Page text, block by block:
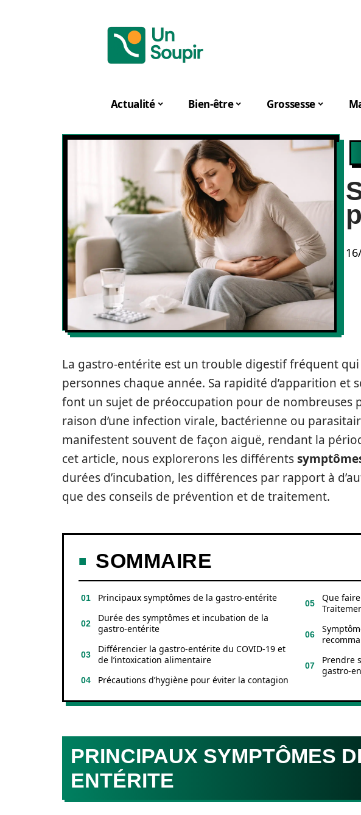
Actualité Bien-être Grossesse
La gastro-entérite est un trouble digestif fréquent
personnes chaque année. Sa rapidité d’apparition et
font un sujet de préoccupation pour de nombreuses
raison d’une infection virale, bactérienne ou
manifestent souvent de façon aiguë, rendant la
cet article, nous explorerons les différents
durées d’incubation, les différences par rapport à
que des conseils de prévention et de traitement.
SOMMAIRE
Principaux symptômes de la gastro-entérite
Durée des symptômes et incubation de la
gastro-entérite
Différencier la gastro-entérite du COVID-19 et
de l’intoxication alimentaire
Précautions d’hygiène pour éviter la contagion
Que
Prendre
gastro-
PRINCIPAUX SYMPTÔMES
ENTÉRITE